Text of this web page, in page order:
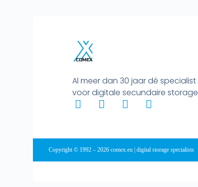
Al meer dan 30 jaar dé specialist
voor digitale secundaire storage
Copyright © 1992 – 2026 comex.eu | digital storage specialists